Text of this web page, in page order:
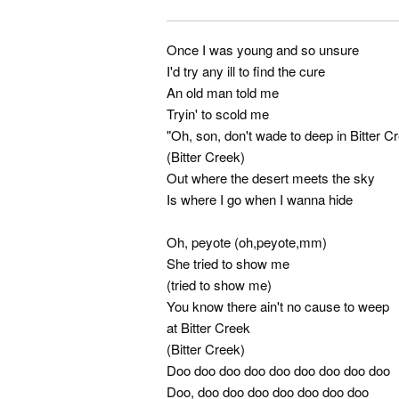
Once I was young and so unsure
I'd try any ill to find the cure
An old man told me
Tryin' to scold me
"Oh, son, don't wade to deep in Bitter
(Bitter Creek)
Out where the desert meets the sky
Is where I go when I wanna hide
Oh, peyote (oh,peyote,mm)
She tried to show me
(tried to show me)
You know there ain't no cause to weep
at Bitter Creek
(Bitter Creek)
Doo doo doo doo doo doo doo doo doo
Doo, doo doo doo doo doo doo doo